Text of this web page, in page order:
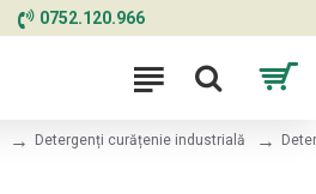
0752.120.966
Detergenți curățenie industrială